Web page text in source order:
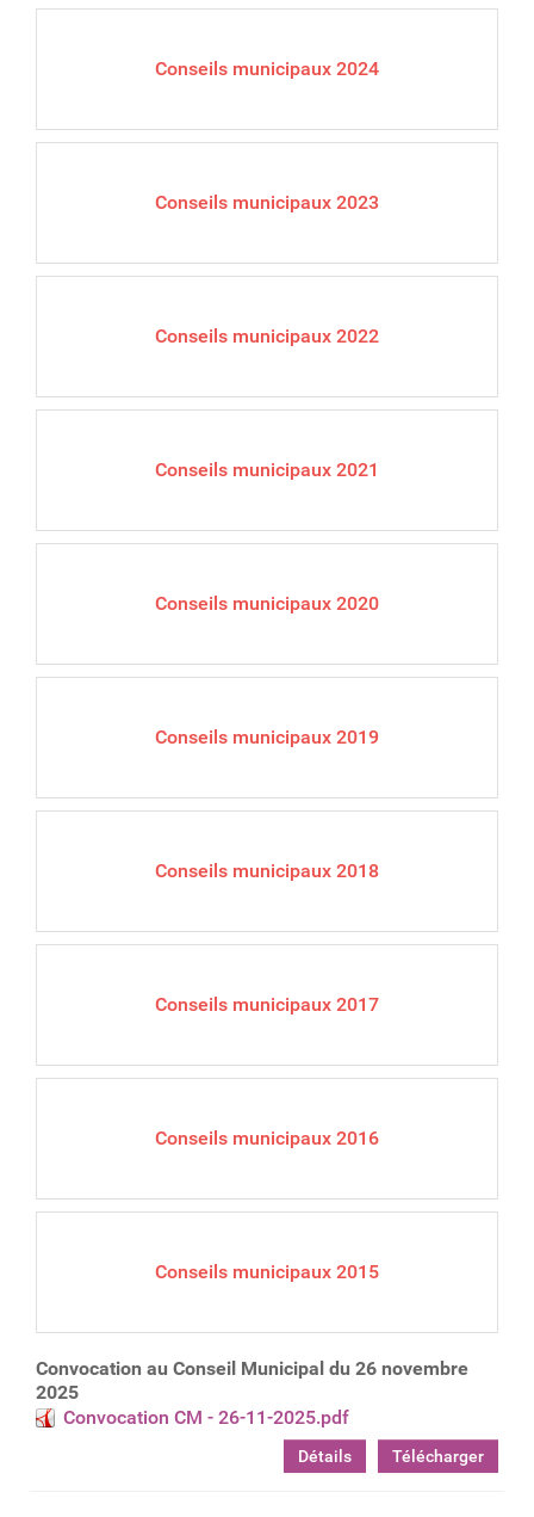
Conseils municipaux 2024
Conseils municipaux 2023
Conseils municipaux 2022
Conseils municipaux 2021
Conseils municipaux 2020
Conseils municipaux 2019
Conseils municipaux 2018
Conseils municipaux 2017
Conseils municipaux 2016
Conseils municipaux 2015
Convocation au Conseil Municipal du 26 novembre
2025
Convocation CM - 26-11-2025.pdf
Télécharger
Détails